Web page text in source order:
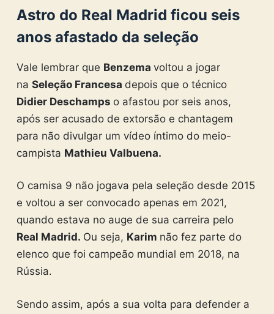
Astro do Real Madrid ficou seis
anos afastado da seleção
Vale lembrar que Benzema voltou a jogar
na Seleção Francesa depois que o técnico
Didier Deschamps o afastou por seis anos,
após ser acusado de extorsão e chantagem
para não divulgar um vídeo íntimo do meio-
campista Mathieu Valbuena.
O camisa 9 não jogava pela seleção desde 2015
e voltou a ser convocado apenas em 2021,
quando estava no auge de sua carreira pelo
Real Madrid. Ou seja, Karim não fez parte do
elenco que foi campeão mundial em 2018, na
Rússia.
Sendo assim, após a sua volta para defender a